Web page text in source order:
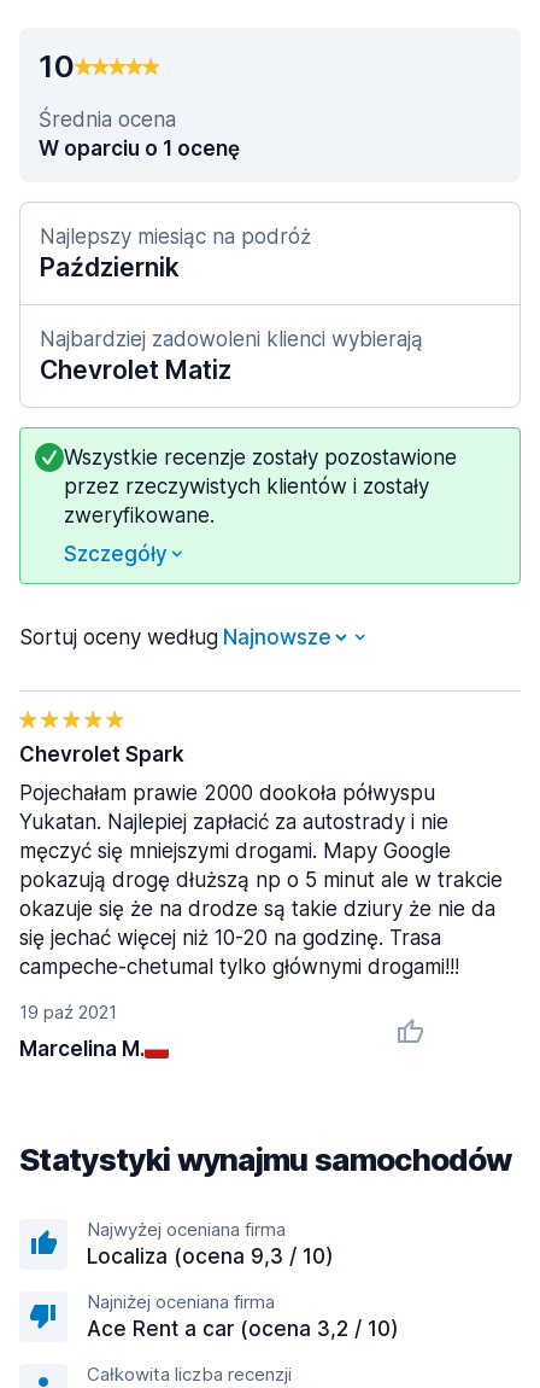
10
Średnia ocena
W oparciu o 1 ocenę
Najlepszy miesiąc na podróż
Październik
Najbardziej zadowoleni klienci wybierają
Chevrolet Matiz
Wszystkie recenzje zostały pozostawione
przez rzeczywistych klientów i zostały
zweryfikowane.
Szczegóły
Sortuj oceny według
19 paź 2021
Marcelina M.
Chevrolet Spark
Pojechałam prawie 2000 dookoła półwyspu
Yukatan. Najlepiej zapłacić za autostrady i nie
męczyć się mniejszymi drogami. Mapy Google
pokazują drogę dłuższą np o 5 minut ale w trakcie
okazuje się że na drodze są takie dziury że nie da
się jechać więcej niż 10-20 na godzinę. Trasa
campeche-chetumal tylko głównymi drogami!!!
Statystyki wynajmu samochodów
Najwyżej oceniana firma
Localiza (ocena 9,3 / 10)
Najniżej oceniana firma
Ace Rent a car (ocena 3,2 / 10)
Całkowita liczba recenzji